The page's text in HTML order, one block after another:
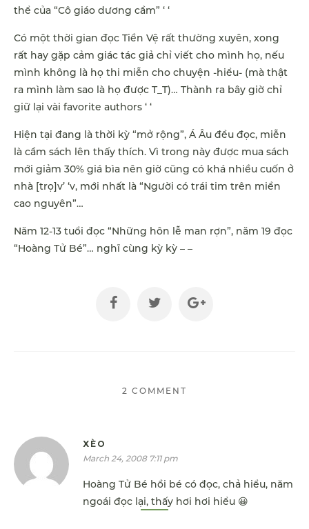
thể của “Cô giáo dương cầm” ‘ ‘
Có một thời gian đọc Tiền Vệ rất thường xuyên, xong
rất hay gặp cảm giác tác giả chỉ viết cho mình họ, nếu
mình không là họ thi miễn cho chuyện -hiểu- (mà thật
ra mình làm sao là họ được T_T)… Thành ra bây giờ chỉ
giữ lại vài favorite authors ‘ ‘
Hiện tại đang là thời kỳ “mở rộng”, Á Âu đều đọc, miễn
là cầm sách lên thấy thích. Vì trong này được mua sách
mới giảm 30% giá bìa nên giờ cũng có khá nhiều cuốn ở
nhà [trọ]v’ ‘v, mới nhất là “Người có trái tim trên miền
cao nguyên”…
Năm 12-13 tuổi đọc “Những hôn lễ man rợn”, năm 19 đọc
“Hoàng Tử Bé”… nghĩ cùng kỳ kỳ – –
2 COMMENT
XÈO
March 24, 2008 7:11 pm
Hoàng Tử Bé hồi bé có đọc, chả hiểu, năm
ngoái đọc lại, thấy hơi hơi hiểu 😀